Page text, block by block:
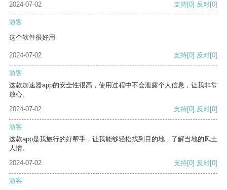
2024-07-02 支持[0] 反对[0]
游客
这个软件很好用
2024-07-02 支持[0] 反对[0]
游客
这款加速器app的安全性很高，使用过程中不会泄露个人信息，让我非常
放心。
2024-07-02
支持[0] 反对[0]
游客
这款app是我旅行的好帮手，让我能够轻松找到目的地，了解当地的风土
人情。
2024-07-02
支持[0] 反对[0]
游客